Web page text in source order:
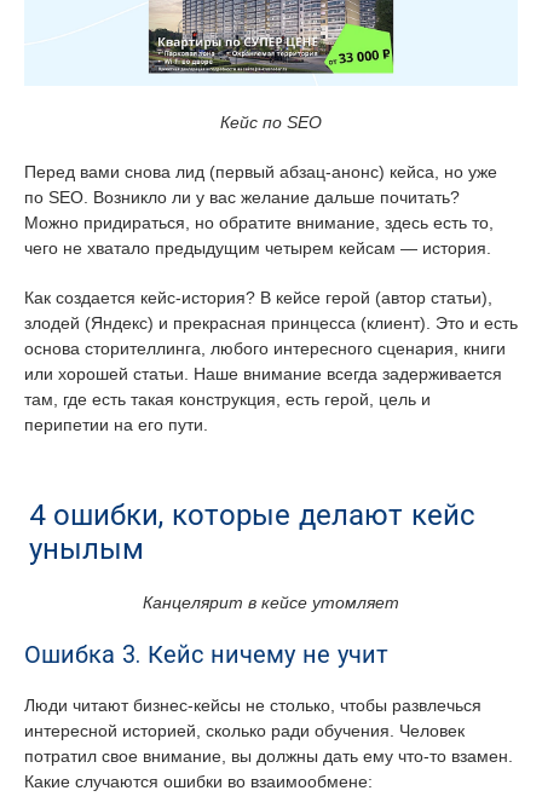
Кейс по SEO
Перед вами снова лид (первый абзац-анонс) кейса, но уже
по SEO. Возникло ли у вас желание дальше почитать?
Можно придираться, но обратите внимание, здесь есть то,
чего не хватало предыдущим четырем кейсам — история.
Как создается кейс-история? В кейсе герой (автор статьи),
злодей (Яндекс) и прекрасная принцесса (клиент). Это и есть
основа сторителлинга, любого интересного сценария, книги
или хорошей статьи. Наше внимание всегда задерживается
там, где есть такая конструкция, есть герой, цель и
перипетии на его пути.
4 ошибки, которые делают кейс
унылым
Канцелярит в кейсе утомляет
Ошибка 3. Кейс ничему не учит
Люди читают бизнес-кейсы не столько, чтобы развлечься
интересной историей, сколько ради обучения. Человек
потратил свое внимание, вы должны дать ему что-то взамен.
Какие случаются ошибки во взаимообмене: